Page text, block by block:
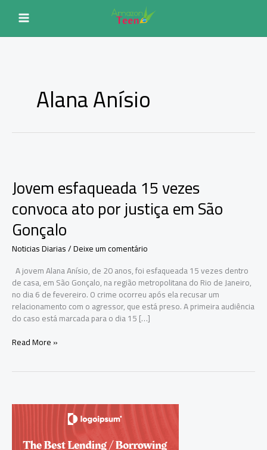
conteúdo
Alana Anísio
Jovem esfaqueada 15 vezes
convoca ato por justiça em São
Gonçalo
Noticias Diarias/Deixe um comentário
A jovem Alana Anísio, de 20 anos, foi esfaqueada 15 vezes dentro
de casa, em São Gonçalo, na região metropolitana do Rio de Janeiro,
no dia 6 de fevereiro. O crime ocorreu após ela recusar um
relacionamento com o agressor, que está preso. A primeira audiência
do caso está marcada para o dia 15 […]
Jovem
ato
Read More »